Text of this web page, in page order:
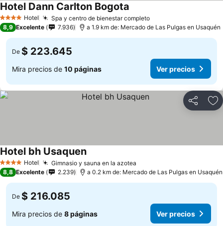
4 EstrellasHotel Spa y centro de bienestar completoVer precios
Hotel Dann Carlton Bogota
8,9 Excelente 7.936 a 1.9 km de: Mercado de Las Pulgas en Usaquén
De $ 223.645
Mira precios de 10 páginas Ver precios
Compartir
4 EstrellasHotel Gimnasio y sauna en la azotea
Hotel bh UsaquenVer precios
8,8 Excelente 2.239 a 0.2 km de: Mercado de Las Pulgas en Usaquén
De $ 216.085
Mira precios de 8 páginas Ver precios